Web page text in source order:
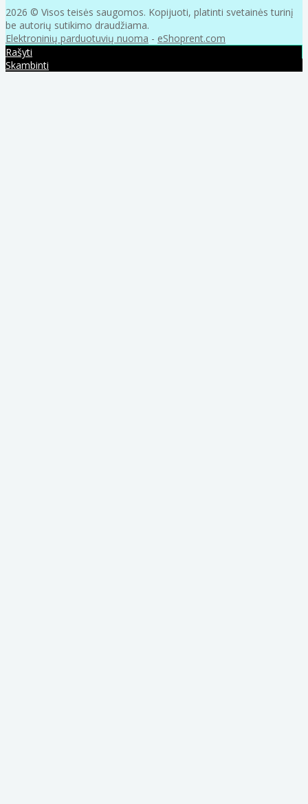
2026 © Visos teisės saugomos. Kopijuoti, platinti svetainės turinį
be autorių sutikimo draudžiama.
Elektroninių parduotuvių nuoma - eShoprent.com
Rašyti
Skambinti